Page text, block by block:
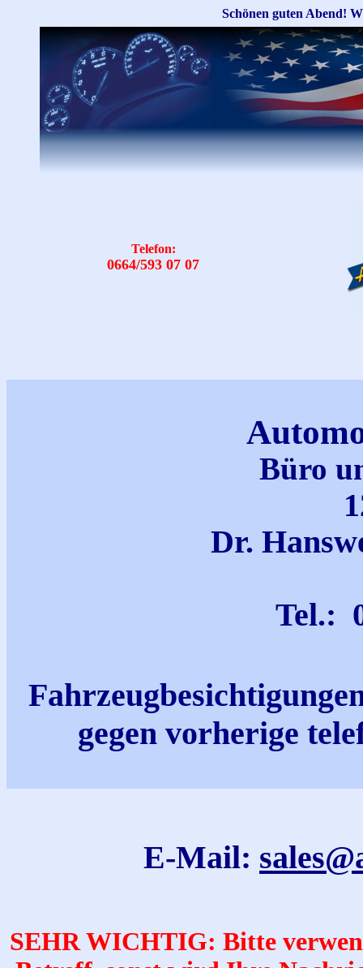
Schönen guten Abend!
Telefon:
0664/593 07 07
Büro
Dr.
Tel.:
gegen vorherige
E-Mail:
SEHR WICHTIG: Bitte